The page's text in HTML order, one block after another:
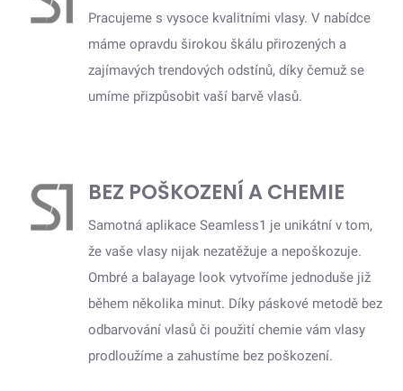
Pracujeme s vysoce kvalitními vlasy. V nabídce
máme opravdu širokou škálu přirozených a
zajímavých trendových odstínů, díky čemuž se
umíme přizpůsobit vaší barvě vlasů.
BEZ POŠKOZENÍ A CHEMIE
Samotná aplikace Seamless1 je unikátní v tom,
že vaše vlasy nijak nezatěžuje a nepoškozuje.
Ombré a balayage look vytvoříme jednoduše již
během několika minut. Díky páskové metodě bez
odbarvování vlasů či použití chemie vám vlasy
prodloužíme a zahustíme bez poškození.